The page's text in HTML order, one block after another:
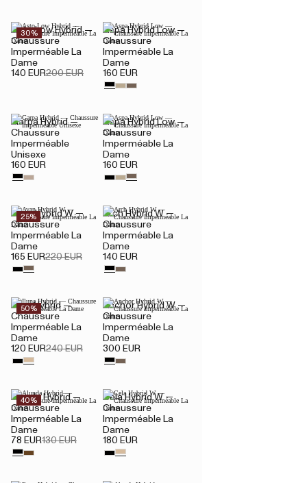
30%
Asto Low Hybrid —
Chaussure
Imperméable La
Dame
140 EUR200 EUR
Aspa Hybrid Low —
Chaussure
Imperméable La
Dame
160 EUR
Garpa Hybrid —
Chaussure
Imperméable
Unisexe
160 EUR
Aspa Hybrid Low —
Chaussure
Imperméable La
Dame
160 EUR
25%
Avan Hybrid W —
Chaussure
Imperméable La
Dame
165 EUR220 EUR
Arch Hybrid W —
Chaussure
Imperméable La
Dame
140 EUR
50%
Iluna Hybrid —
Chaussure
Imperméable La
Dame
120 EUR240 EUR
Anchor Hybrid W —
Chaussure
Imperméable La
Dame
300 EUR
40%
Alunda Hybrid —
Chaussure
Imperméable La
Dame
78 EUR130 EUR
Cela Hybrid W —
Chaussure
Imperméable La
Dame
180 EUR